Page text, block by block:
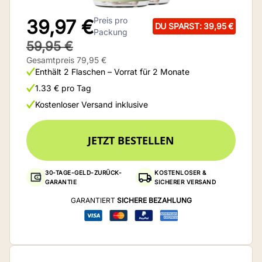
39,97 €Preis pro
Packung
DU SPARST: 39,95 €
59,95 €
Gesamtpreis 79,95 €
Enthält 2 Flaschen – Vorrat für 2 Monate
1.33 € pro Tag
Kostenloser Versand inklusive
JETZT BESTELLEN
30-TAGE-GELD-ZURÜCK-
GARANTIE
KOSTENLOSER &
SICHERER VERSAND
GARANTIERT SICHERE BEZAHLUNG